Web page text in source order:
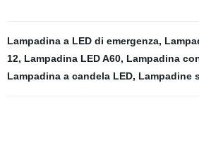
Lampadina a LED di emergenza,
12, Lampadina LED A60, Lampadina
Lampadina a candela LED, Lampadine